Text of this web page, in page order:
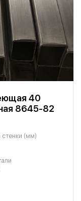
40
8645-82
(мм)